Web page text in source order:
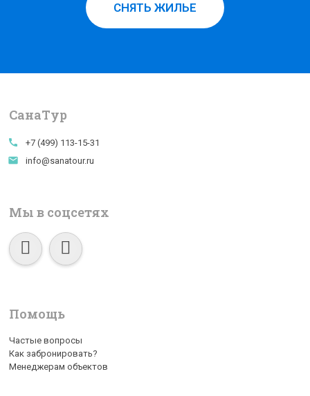
СНЯТЬ ЖИЛЬЕ
СанаTур
call +7 (499) 113-15-31
email info@sanatour.ru
Мы в соцсетях
Помощь
Частые вопросы
Как забронировать?
Менеджерам объектов